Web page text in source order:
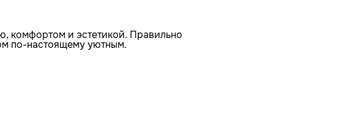
комфортом и эстетикой. Правильно
по-настоящему уютным.